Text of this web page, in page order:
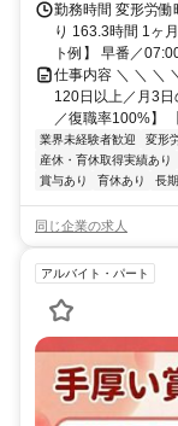
勤務時間 変形労働
り 163.3時間 1ヶ
ト例】 早番／
仕事内容 ＼ ＼ ＼
120日以上／月3
／復職率100%】
業界未経験者歓迎 変形
産休・育休取得実績あり
賞与あり
育休あり 長
同じ企業の求人
アルバイト・パート